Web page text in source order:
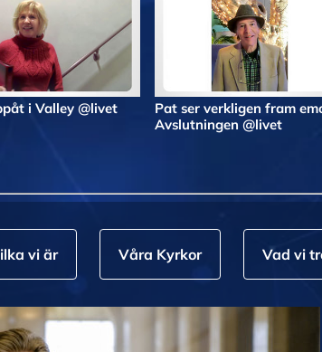
i Valley @livet
Pat ser verkligen fram
Avslutningen @livet
vi är Våra Kyrkor Vad vi